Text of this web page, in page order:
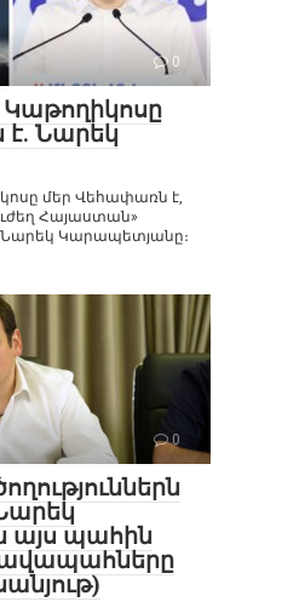
0
Կաթողիկոսը
Նարեկ
մեր Վեհափառն է,
Հայաստան»
Նարեկ Կարապետյանը։
0
պահին